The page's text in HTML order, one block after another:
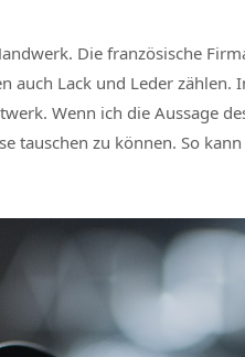
Die französische
auch Lack und Leder
Wenn ich die Aussage
tauschen zu können. So